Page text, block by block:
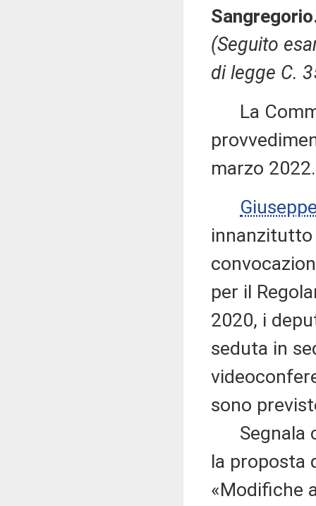
(Seguito
di legge C.
La
marzo 2022.
innanzitutto
per il
2020, i
seduta in
sono
Segnala
la proposta
«Modifiche